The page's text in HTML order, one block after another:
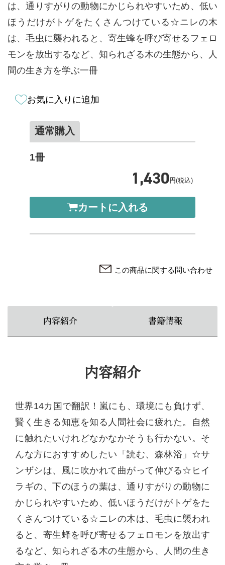
は、通りすがりの動物にかじられやすいため、低い
ほうだけがトゲをたくさんつけている☆ニレの木
は、毛虫に襲われると、寄生蜂を呼び寄せるフェロ
モンを放出するなど、知られざる木の生態から、人
間の生き方を学ぶ一冊
お気に入りに追加
通常購入
1冊
1,430 円(税込)
カートに入れる
この商品に関する問い合わせ
内容紹介 書籍情報
内容紹介
世界14カ国で翻訳！嵐にも、環境にも負けず、
賢く生きる知恵を知る人間社会に疲れた。自然
に触れたいけれどなかなかそうも行かない。そ
んな方におすすめしたい「読む、森林浴」☆サ
ンザシは、風に吹かれて曲がって伸びる☆ヒイ
ラギの、下のほうの葉は、通りすがりの動物に
かじられやすいため、低いほうだけがトゲをた
くさんつけている☆ニレの木は、毛虫に襲われ
ると、寄生蜂を呼び寄せるフェロモンを放出す
るなど、知られざる木の生態から、人間の生き